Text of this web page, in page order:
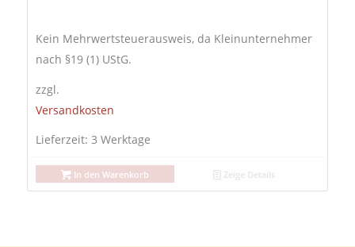
Kein Mehrwertsteuerausweis, da Kleinunternehmer
nach §19 (1) UStG.
zzgl.
Versandkosten
Lieferzeit: 3 Werktage
In den Warenkorb Zeige Details